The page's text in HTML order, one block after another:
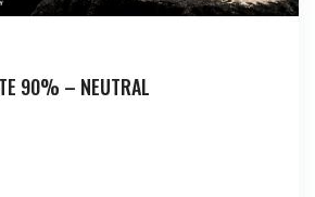
90% – NEUTRAL